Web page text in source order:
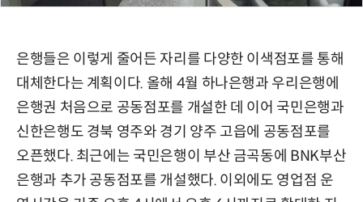
은행들은 이렇게 줄어든 자리를 다양한 이색점포를 통해
대체한다는 계획이다. 올해 4월 하나은행과 우리은행에
은행권 처음으로 공동점포를 개설한 데 이어 국민은행과
신한은행도 경북 영주와 경기 양주 고읍에 공동점포를
오픈했다. 최근에는 국민은행이 부산 금곡동에 BNK부산
은행과 추가 공동점포를 개설했다. 이외에도 영업점 운